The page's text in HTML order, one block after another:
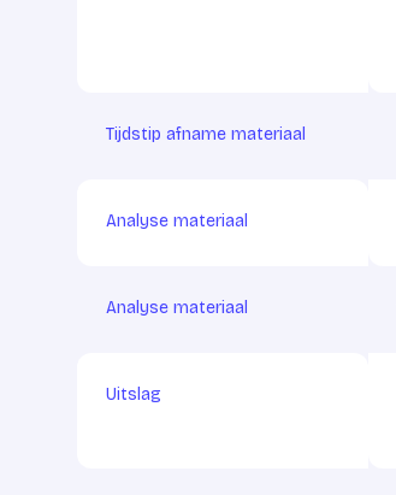
Tijdstip afname materiaal
Analyse materiaal
Analyse materiaal
Uitslag